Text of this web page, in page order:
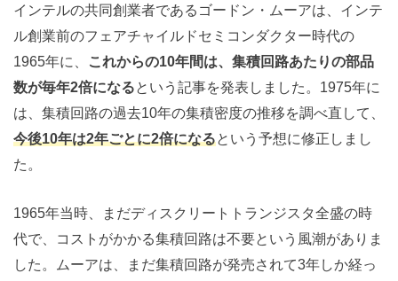
インテルの共同創業者であるゴードン・ムーアは、インテ
ル創業前のフェアチャイルドセミコンダクター時代の
1965年に、
これからの10年間は、集積回路あたりの部品
数が毎年2倍になるという記事を発表しました。1975年に
は、集積回路の過去10年の集積密度の推移を調べ直して、
今後10年は2年ごとに2倍になるという予想に修正しまし
た。
1965年当時、まだディスクリートトランジスタ全盛の時
代で、コストがかかる集積回路は不要という風潮がありま
した。ムーアは、まだ集積回路が発売されて3年しか経っ